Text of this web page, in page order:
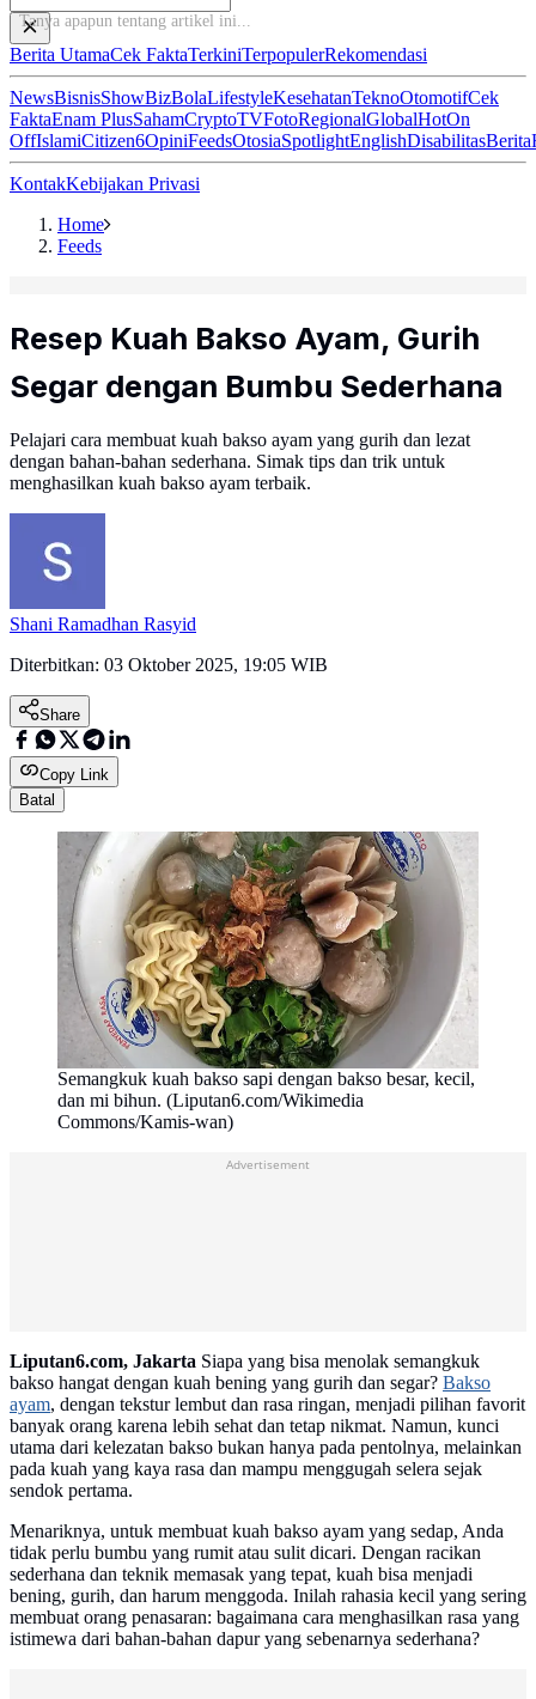
B
Berita UtamaCek FaktaTerkiniTerpopulerRekomendasi
NewsBisnisShowBizBolaLifestyleKesehatanTeknoOtomotifCek
FaktaEnam PlusSahamCryptoTVFotoRegionalGlobalHotOn
OffIslamiCitizen6OpiniFeedsOtosiaSpotlightEnglishDisabilitasBerita
KontakKebijakan Privasi
Home
Feeds
Resep Kuah Bakso Ayam, Gurih
Segar dengan Bumbu Sederhana
Pelajari cara membuat kuah bakso ayam yang gurih dan lezat
dengan bahan-bahan sederhana. Simak tips dan trik untuk
menghasilkan kuah bakso ayam terbaik.
Shani Ramadhan Rasyid
Diterbitkan: 03 Oktober 2025, 19:05 WIB
Share
Copy Link
Batal
Semangkuk kuah bakso sapi dengan bakso besar, kecil,
dan mi bihun. (Liputan6.com/Wikimedia
Commons/Kamis-wan)
Liputan6.com, Jakarta Siapa yang bisa menolak semangkuk
bakso hangat dengan kuah bening yang gurih dan segar? Bakso
ayam, dengan tekstur lembut dan rasa ringan, menjadi pilihan favorit
banyak orang karena lebih sehat dan tetap nikmat. Namun, kunci
utama dari kelezatan bakso bukan hanya pada pentolnya, melainkan
pada kuah yang kaya rasa dan mampu menggugah selera sejak
sendok pertama.
Menariknya, untuk membuat kuah bakso ayam yang sedap, Anda
tidak perlu bumbu yang rumit atau sulit dicari. Dengan racikan
sederhana dan teknik memasak yang tepat, kuah bisa menjadi
bening, gurih, dan harum menggoda. Inilah rahasia kecil yang sering
membuat orang penasaran: bagaimana cara menghasilkan rasa yang
istimewa dari bahan-bahan dapur yang sebenarnya sederhana?